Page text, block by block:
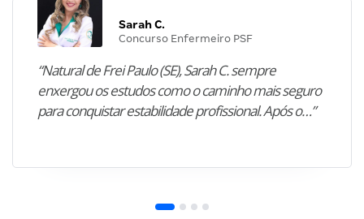
Sarah C.
Concurso Enfermeiro PSF
“Natural de Frei Paulo (SE), Sarah C. sempre
enxergou os estudos como o caminho mais seguro
para conquistar estabilidade profissional. Após o…”